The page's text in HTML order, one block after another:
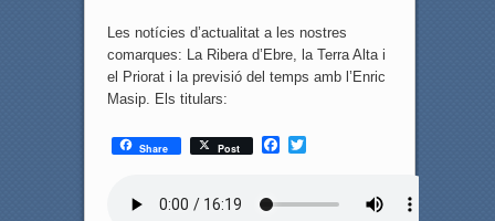
Les notícies d’actualitat a les nostres
comarques: La Ribera d’Ebre, la Terra Alta i
el Priorat i la previsió del temps amb l’Enric
Masip. Els titulars:
Share Post
F
T